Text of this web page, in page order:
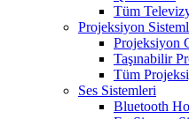
Tüm
Projeksiyon
Projeksiyon
Taşınabilir
Tüm
Ses Sistemleri
Bluetooth